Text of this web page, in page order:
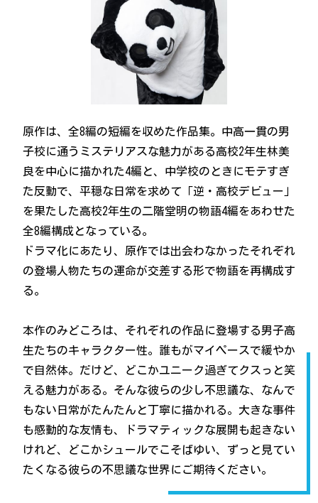
原作は、全8編の短編を収めた作品集。中高一貫の男
子校に通うミステリアスな魅力がある高校2年生林美
良を中心に描かれた4編と、中学校のときにモテすぎ
た反動で、平穏な日常を求めて「逆・高校デビュー」
を果たした高校2年生の二階堂明の物語4編をあわせた
全8編構成となっている。
ドラマ化にあたり、原作では出会わなかったそれぞれ
の登場人物たちの運命が交差する形で物語を再構成す
る。
本作のみどころは、それぞれの作品に登場する男子高
生たちのキャラクター性。誰もがマイペースで緩やか
で自然体。だけど、どこかユニーク過ぎてクスっと笑
える魅力がある。そんな彼らの少し不思議な、なんで
もない日常がたんたんと丁寧に描かれる。大きな事件
も感動的な友情も、ドラマティックな展開も起きない
けれど、どこかシュールでこそばゆい、ずっと見てい
たくなる彼らの不思議な世界にご期待ください。